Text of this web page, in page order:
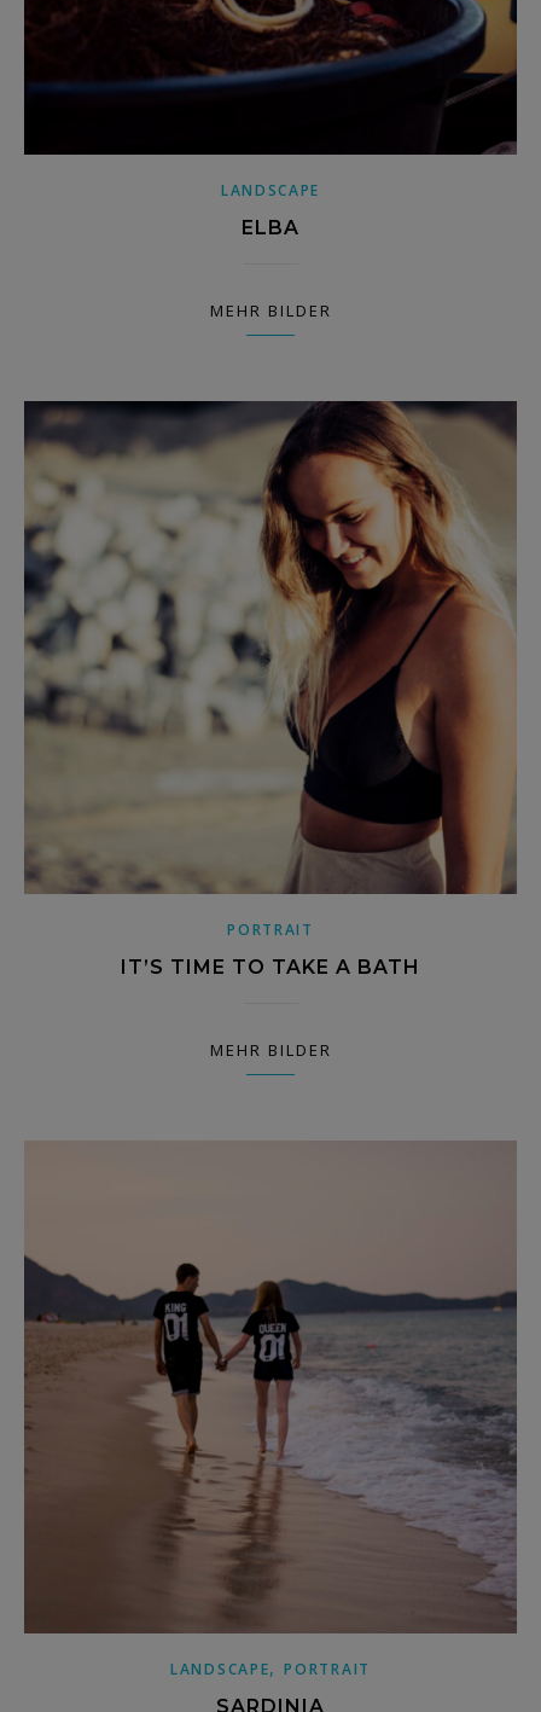
LANDSCAPE
ELBA
MEHR BILDER
PORTRAIT
IT’S TIME TO TAKE A BATH
MEHR BILDER
LANDSCAPE,PORTRAIT
SARDINIA